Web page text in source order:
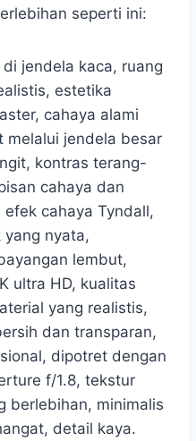
seperti ini:
jendela kaca, ruang
estetika
cahaya alami
melalui jendela besar
kontras terang-
cahaya dan
cahaya Tyndall,
yang nyata,
lembut,
ultra HD, kualitas
yang realistis,
dan transparan,
dipotret dengan
f/1.8, tekstur
berlebihan, minimalis
detail kaya.